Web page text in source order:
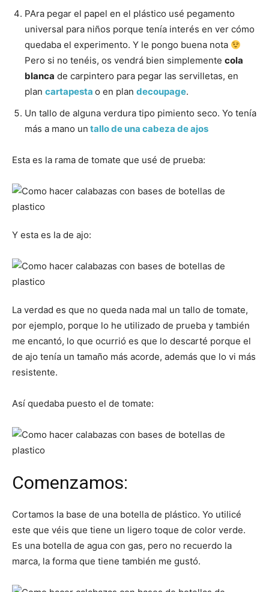
PAra pegar el papel en el plástico usé pegamento
universal para niños porque tenía interés en ver cómo
quedaba el experimento. Y le pongo buena nota
Pero si no tenéis, os vendrá bien simplemente cola
blanca de carpintero para pegar las servilletas, en
plan cartapesta o en plan decoupage.
Un tallo de alguna verdura tipo pimiento seco. Yo tenía
más a mano un tallo de una cabeza de ajos
Esta es la rama de tomate que usé de prueba:
Y esta es la de ajo:
La verdad es que no queda nada mal un tallo de tomate,
por ejemplo, porque lo he utilizado de prueba y también
me encantó, lo que ocurrió es que lo descarté porque el
de ajo tenía un tamaño más acorde, además que lo vi más
resistente.
Así quedaba puesto el de tomate:
Comenzamos:
Cortamos la base de una botella de plástico. Yo utilicé
este que véis que tiene un ligero toque de color verde.
Es una botella de agua con gas, pero no recuerdo la
marca, la forma que tiene también me gustó.